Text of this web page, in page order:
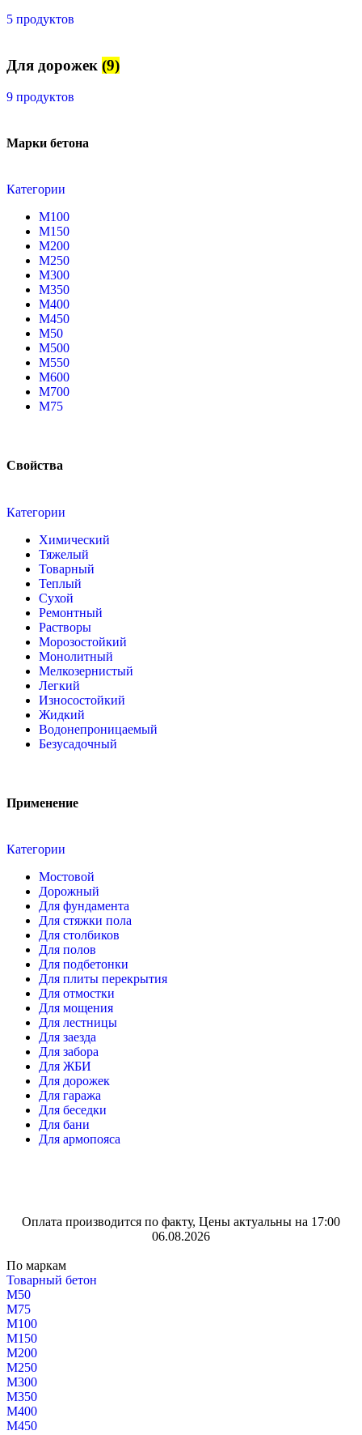
5 продуктов
Для дорожек (9)
9 продуктов
Марки бетона
Категории
М100
М150
М200
М250
М300
М350
М400
М450
М50
М500
М550
М600
М700
М75
Свойства
Категории
Химический
Тяжелый
Товарный
Теплый
Сухой
Ремонтный
Растворы
Морозостойкий
Монолитный
Мелкозернистый
Легкий
Износостойкий
Жидкий
Водонепроницаемый
Безусадочный
Применение
Категории
Мостовой
Дорожный
Для фундамента
Для стяжки пола
Для столбиков
Для полов
Для подбетонки
Для плиты перекрытия
Для отмостки
Для мощения
Для лестницы
Для заезда
Для забора
Для ЖБИ
Для дорожек
Для гаража
Для беседки
Для бани
Для армопояса
Оплата производится по факту, Цены актуальны на 17:00
06.08.2026
По маркам
Товарный бетон
М50
М75
М100
М150
М200
М250
М300
М350
М400
М450